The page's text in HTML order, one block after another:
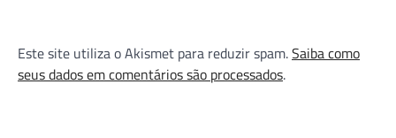
Este site utiliza o Akismet para reduzir spam.Saiba como
seus dados em comentários são processados.